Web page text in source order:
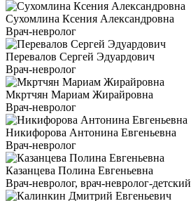
Сухомлина Ксения Александровна
Врач-невролог
Перевалов Сергей Эдуардович
Врач-невролог
Мкртчян Мариам Жирайровна
Врач-невролог
Никифорова Антонина Евгеньевна
Врач-невролог
Казанцева Полина Евгеньевна
Врач-невролог, врач-невролог-детский